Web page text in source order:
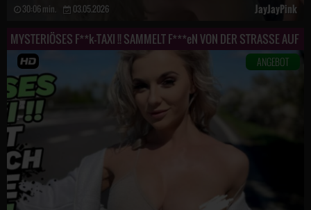
30:06 min. 03.05.2026 JayJayPink
MYSTERIÖSES F**k-TAXI !! SAMMELT F***eN VON DER STRASSE AUF
ANGEBOT